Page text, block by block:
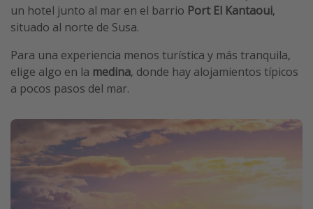
un hotel junto al mar en el barrio Port El Kantaoui,
situado al norte de Susa.
Para una experiencia menos turística y más tranquila,
elige algo en la medina, donde hay alojamientos típicos
a pocos pasos del mar.